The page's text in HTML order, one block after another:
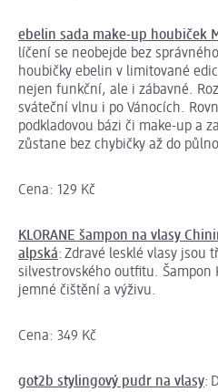
ebelin sada make-up houbiček
líčení se neobejde bez
houbičky ebelin v limitované
nejen funkční, ale i zábavné.
sváteční vlnu i po Vánocích.
podkladovou bázi či make-up a
zůstane bez chybičky až do
Cena: 129 Kč
KLORANE šampon na vlasy
alpská: Zdravé lesklé vlasy jsou
silvestrovského outfitu. Šampon
jemné čištění a výživu.
Cena: 349 Kč
got2b stylingový pudr na vlasy: